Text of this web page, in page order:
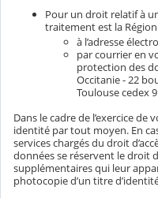
Pour un droit relatif à
traitement est la
à l’adresse
par courrier en
protection des
Occitanie - 22
Toulouse cedex 9
Dans le cadre de l’exercice
identité par tout moyen. En
services chargés du droit
données se réservent le droit
supplémentaires qui leur
photocopie d’un titre